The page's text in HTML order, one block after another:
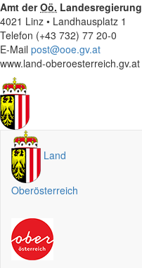
Amt derOö. Landesregierung
4021 Linz • Landhausplatz 1
Telefon (+43 732) 77 20-0
E-Mail post@ooe.gv.at
www.land-oberoesterreich.gv.at
Land
Oberösterreich